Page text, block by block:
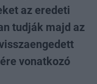
az eredeti
tudják majd az
vonatkozó